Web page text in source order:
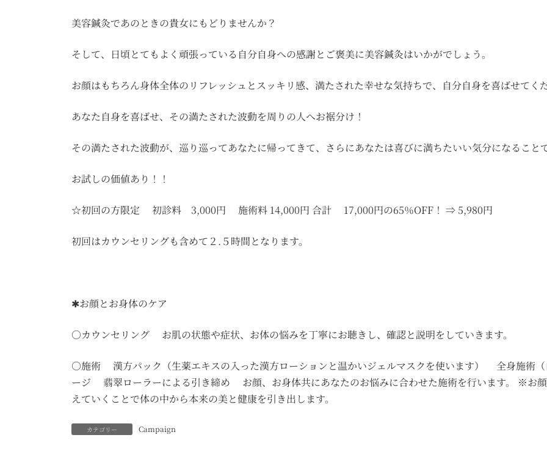
美容鍼灸であのときの貴女にもどりませんか？
そして、日頃とてもよく頑張っている自分自身への感謝とご褒美に美容鍼灸はいかがでしょう。
お顔はもちろん身体全体のリフレッシュとスッキリ感、満たされた幸せな気持ちで、自分自身を喜ばせてくだ
あなた自身を喜ばせ、その満たされた波動を周りの人へお裾分け！
その満たされた波動が、巡り巡ってあなたに帰ってきて、さらにあなたは喜びに満ちたいい気分になること
お試しの価値あり！！
☆初回の方限定 初診料 3,000円 施術料 14,000円 合計 17,000円の65％OFF！ ⇒ 5,980円
初回はカウンセリングも含めて２.５時間となります。
✱お顔とお身体のケア
○カウンセリング お肌の状態や症状、お体の悩みを丁寧にお聴きし、確認と説明をしていきます。
○施術 漢方パック（生薬エキスの入った漢方ローションと温かいジェルマスクを使います） 全身施
ージ 翡翠ローラーによる引き締め お顔、お身体共にあなたのお悩みに合わせた施術を行います。 ※お
えていくことで体の中から本来の美と健康を引き出します。
カテゴリー Campaign